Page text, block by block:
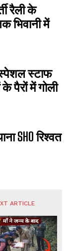
रैली के
भिवानी में
स्टाफ
पैरों में गोली
SHO रिश्वत
ARTICLE